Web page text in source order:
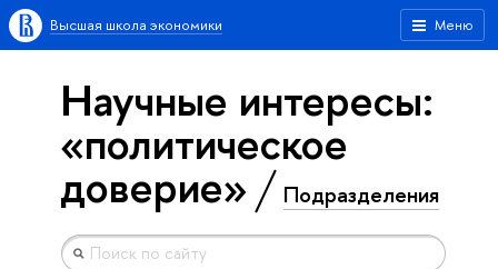
Меню
Высшая школа экономики
Научные интересы:
«политическое
доверие» Подразделения